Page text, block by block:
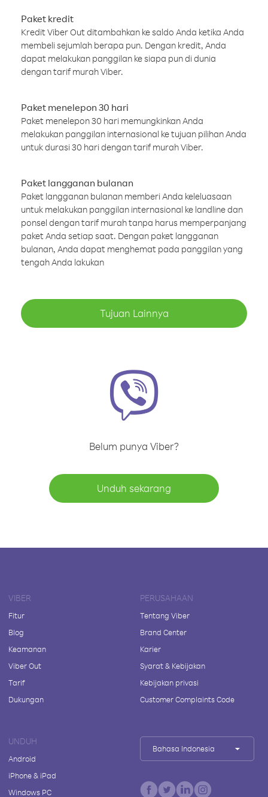
Paket kredit
Kredit Viber Out ditambahkan ke saldo Anda ketika Anda
membeli sejumlah berapa pun. Dengan kredit, Anda
dapat melakukan panggilan ke siapa pun di dunia
dengan tarif murah Viber.
Paket menelepon 30 hari
Paket menelepon 30 hari memungkinkan Anda
melakukan panggilan internasional ke tujuan pilihan Anda
untuk durasi 30 hari dengan tarif murah Viber.
Paket langganan bulanan
Paket langganan bulanan memberi Anda keleluasaan
untuk melakukan panggilan internasional ke landline dan
ponsel dengan tarif murah tanpa harus memperpanjang
paket Anda setiap saat. Dengan paket langganan
bulanan, Anda dapat menghemat pada panggilan yang
tengah Anda lakukan
Tujuan Lainnya
Belum punya Viber?
Unduh sekarang
VIBER
Fitur
Blog
Keamanan
Viber Out
Tarif
Dukungan
PERUSAHAAN
Tentang Viber
Brand Center
Karier
Syarat & Kebijakan
Kebijakan privasi
Customer Complaints Code
UNDUH
Android
iPhone & iPad
Windows PC
Bahasa Indonesia